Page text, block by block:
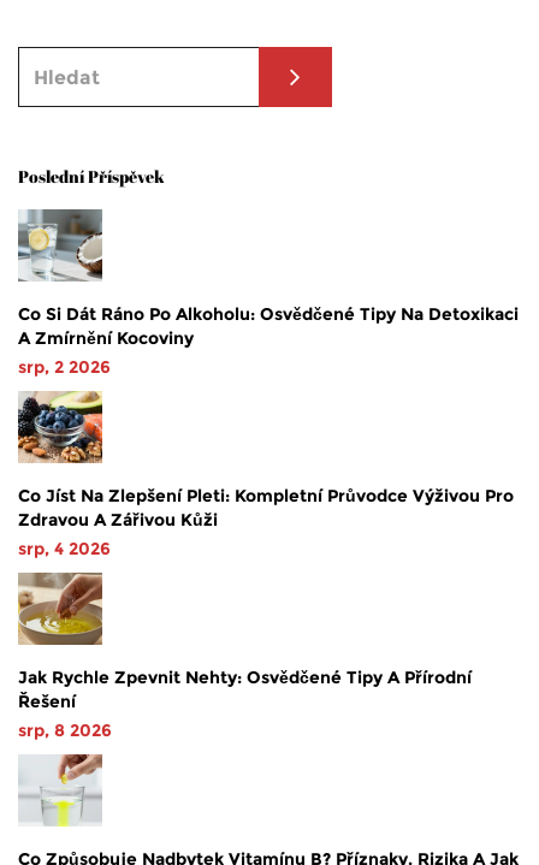
Poslední Příspěvek
Co Si Dát Ráno Po Alkoholu: Osvědčené Tipy Na Detoxikaci
A Zmírnění Kocoviny
srp, 2 2026
Co Jíst Na Zlepšení Pleti: Kompletní Průvodce Výživou Pro
Zdravou A Zářivou Kůži
srp, 4 2026
Jak Rychle Zpevnit Nehty: Osvědčené Tipy A Přírodní
Řešení
srp, 8 2026
Co Způsobuje Nadbytek Vitamínu B? Příznaky, Rizika A Jak